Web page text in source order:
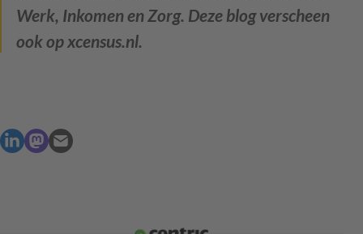
Werk, Inkomen en Zorg. Deze blog verscheen
ook op xcensus.nl.